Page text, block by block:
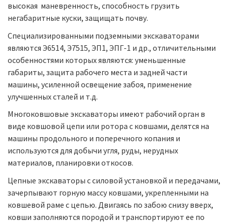
высокая маневренность, способность грузить
негабаритные куски, защищать почву.
Специализированными подземными экскаваторами
являются Э6514, Э7515, ЭП1, ЭПГ-1 и др., отличительными
особенностями которых являются: уменьшенные
габариты, защита рабочего места и задней части
машины, усиленной освещение забоя, применение
улучшенных сталей и т.д.
Многоковшовые экскаваторы имеют рабочий орган в
виде ковшовой цепи или ротора с ковшами, делятся на
машины продольного и поперечного копания и
используются для добычи угля, руды, нерудных
материалов, планировки откосов.
Цепные экскаваторы с силовой установкой и передачами,
зачерпывают горную массу ковшами, укрепленными на
ковшевой раме с цепью. Двигаясь по забою снизу вверх,
ковши заполняются породой и транспортируют ее по